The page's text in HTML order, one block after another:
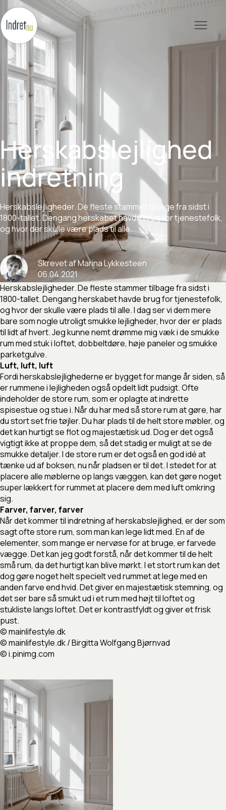
Herskabslejlighed
indretning
SkrevetafMarinaLykkesteen
06.04.2021
Herskabslejligheder.Defleste stammer tilbagefrasidsti
1800-tallet.Dengangherskabethavdebrug fortjenestefolk,
oghvorderskulleværepladstilalle.
Herskabslejligheder. De fleste stammer tilbage fra sidst i
1800-tallet. Dengang herskabet havde brug for tjenestefolk,
og hvor der skulle være plads til alle. I dag ser vi dem mere
bare som nogle utroligt smukke lejligheder, hvor der er plads
til lidt af hvert. Jeg kunne nemt drømme mig væk i de smukke
rum med stuk i loftet, dobbeltdøre, høje paneler og smukke
parketgulve.
Luft, luft, luft
Fordi herskabslejlighederne er bygget for mange år siden, så
er rummene i lejligheden også opdelt lidt pudsigt. Ofte
indeholder de store rum, som er oplagte at indrette
spisestue og stue i. Når du har med så store rum at gøre, har
du stort set frie tøjler. Du har plads til de helt store møbler, og
det kan hurtigt se flot og majestætisk ud. Dog er det også
vigtigt ikke at proppe dem, så det stadig er muligt at se de
smukke detaljer. I de store rum er det også en god idé at
tænke ud af boksen, nu når pladsen er til det. I stedet for at
placere alle møblerne op langs væggen, kan det gøre noget
super lækkert for rummet at placere dem med luft omkring
sig.
Farver, farver, farver
Når det kommer til indretning af herskabslejlighed, er der som
sagt ofte store rum, som man kan lege lidt med. En af de
elementer, som mange er nervøse for at bruge, er farvede
vægge. Det kan jeg godt forstå, når det kommer til de helt
små rum, da det hurtigt kan blive mørkt. I et stort rum kan det
dog gøre noget helt specielt ved rummet at lege med en
anden farve end hvid. Det giver en majestætisk stemning, og
det ser bare så smukt ud i et rum med højt til loftet og
stukliste langs loftet. Det er kontrastfyldt og giver et frisk
pust.
© mainlifestyle.dk
© mainlifestyle.dk / Birgitta Wolfgang Bjørnvad
© i.pinimg.com